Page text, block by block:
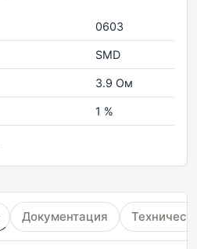
0603
SMD
3.9 Ом
1 %
Документация